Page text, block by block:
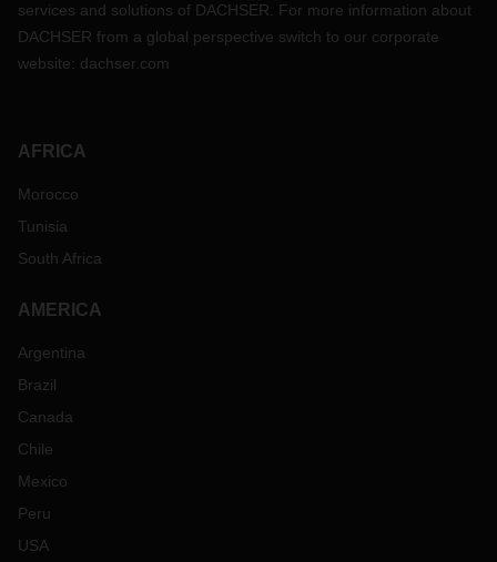
services and solutions of DACHSER. For more information about
DACHSER from a global perspective switch to our corporate
website: dachser.com
AFRICA
Morocco
Tunisia
South Africa
AMERICA
Argentina
Brazil
Canada
Chile
Mexico
Peru
USA